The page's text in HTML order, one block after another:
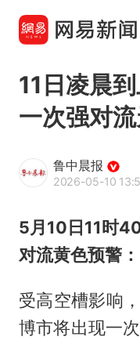
11日凌晨
一次强对
鲁中晨报
2026-05-10
5月10日11时
对流黄色预警：
受高空槽影响
博市将出现一